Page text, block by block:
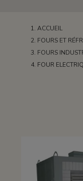
ACCUEIL
FOURS ET
FOURS
FOUR